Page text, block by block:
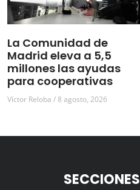
La Comunidad de
Madrid eleva a 5,5
millones las ayudas
para cooperativas
Víctor Reloba 8 agosto, 2026
SECCIONES